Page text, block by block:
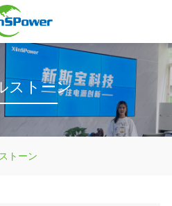
ストーン
トーン